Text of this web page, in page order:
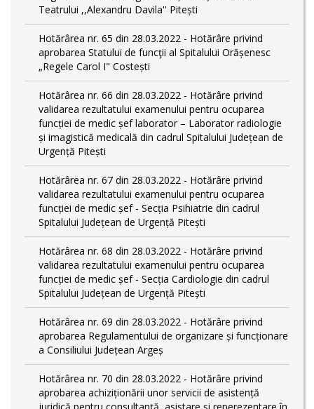
Teatrului ,,Alexandru Davila'' Pitești
Hotărârea nr. 65 din 28.03.2022 - Hotărâre privind
aprobarea Statului de funcţii al Spitalului Orășenesc
„Regele Carol I" Costești
Hotărârea nr. 66 din 28.03.2022 - Hotărâre privind
validarea rezultatului examenului pentru ocuparea
funcției de medic șef laborator – Laborator radiologie
și imagistică medicală din cadrul Spitalului Județean de
Urgență Pitești
Hotărârea nr. 67 din 28.03.2022 - Hotărâre privind
validarea rezultatului examenului pentru ocuparea
funcției de medic șef - Secția Psihiatrie din cadrul
Spitalului Județean de Urgență Pitești
Hotărârea nr. 68 din 28.03.2022 - Hotărâre privind
validarea rezultatului examenului pentru ocuparea
funcției de medic șef - Secția Cardiologie din cadrul
Spitalului Județean de Urgență Pitești
Hotărârea nr. 69 din 28.03.2022 - Hotărâre privind
aprobarea Regulamentului de organizare și funcționare
a Consiliului Județean Argeș
Hotărârea nr. 70 din 28.03.2022 - Hotărâre privind
aprobarea achiziționării unor servicii de asistență